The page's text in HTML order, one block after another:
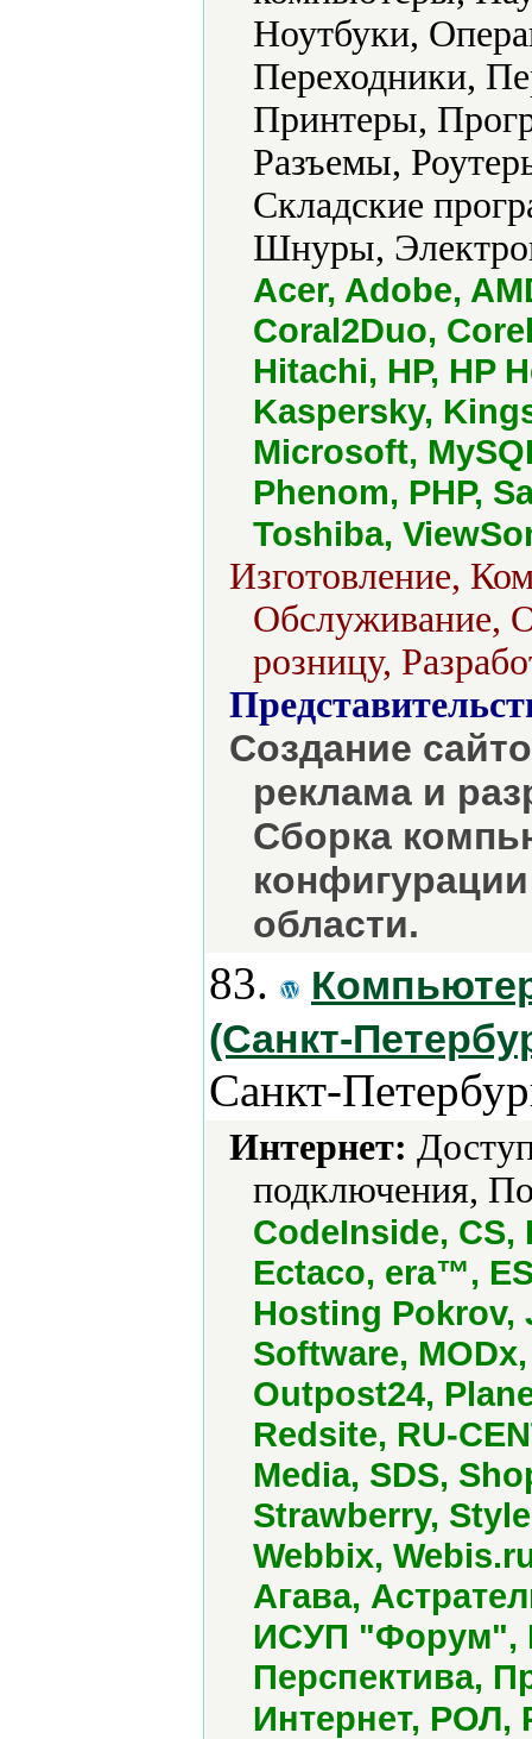
Ноутбуки,
Переходники,
Принтеры,
Разъемы,
Складские
Шнуры,
Acer, Adobe,
Coral2Duo,
Hitachi, HP, HP
Kaspersky,
Microsoft,
Phenom, PHP,
Toshiba,
Изготовление,
Обслуживание,
розницу,
Создание
реклама и
Сборка
области.
83.
(Санкт-
Санкт-
Интернет:
подключения,
CodeInside, CS,
Ectaco, era™,
Hosting Pokrov,
Software,
Outpost24,
Redsite, RU-
Media, SDS,
Strawberry,
Webbix,
Агава,
ИСУП "Форум",
Перспектива,
Интернет, РОЛ,